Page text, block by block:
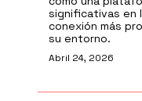
significativas en
conexión más
su entorno.
Abril 24, 2026